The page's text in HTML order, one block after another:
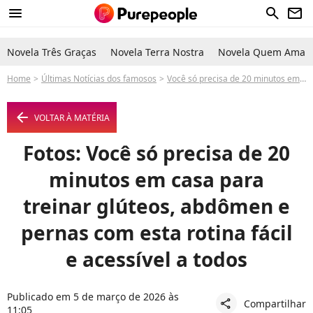
menu search newsletter
Novela Três Graças Novela Terra Nostra Novela Quem Ama
Home Últimas Notícias dos famosos Você só precisa de 20 minutos em casa para treinar glúteos, abdômen e pernas com esta rotina fácil e acessível a todos
arrow_left VOLTAR À MATÉRIA
Fotos: Você só precisa de 20
minutos em casa para
treinar glúteos, abdômen e
pernas com esta rotina fácil
e acessível a todos
Publicado em 5 de março de 2026 às
11:05
share Compartilhar